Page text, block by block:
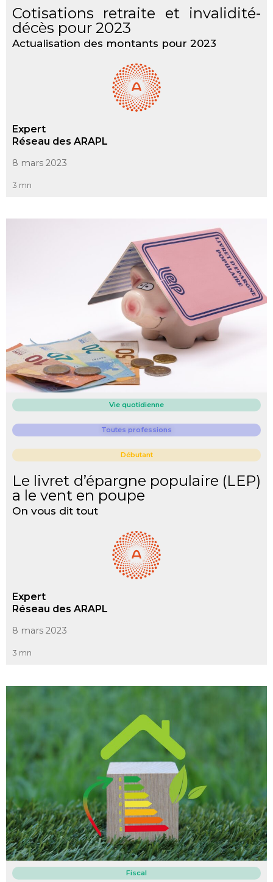
Cotisations retraite et invalidité-
décès pour 2023
Actualisation des montants pour 2023
Expert
Réseau des ARAPL
8 mars 2023
3 mn
Vie quotidienne
Toutes professions
Débutant
Le livret d’épargne populaire (LEP)
a le vent en poupe
On vous dit tout
Expert
Réseau des ARAPL
8 mars 2023
3 mn
Fiscal